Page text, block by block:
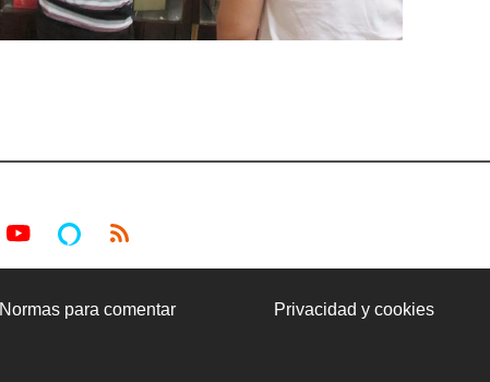
Normas para comentar Privacidad y cookies